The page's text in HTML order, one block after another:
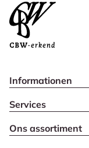
Informationen
Services
Ons assortiment